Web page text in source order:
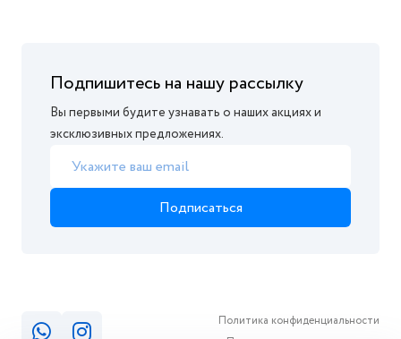
Подпишитесь на нашу рассылку
Вы первыми будите узнавать о наших акциях и
эксклюзивных предложениях.
Подписаться
Политика конфиденциальности